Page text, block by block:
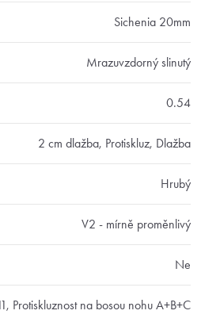
Sichenia 20mm
Mrazuvzdorný slinutý
0.54
2 cm dlažba, Protiskluz, Dlažba
Hrubý
V2 - mírně proměnlivý
Ne
Protiskluznost na bosou nohu A+B+C